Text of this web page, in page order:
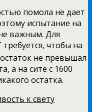
помола не дает
испытание на
важным. Для
чтобы на
остаток не превышал
а на сите с 1600
остатка.
к свету